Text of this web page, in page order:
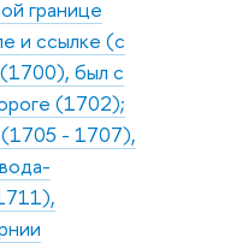
границе
и ссылке (с
был с
(1702);
(1705 - 1707),